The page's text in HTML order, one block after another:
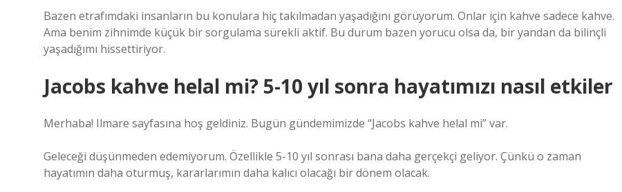
Bazen etrafımdaki insanların bu konulara hiç takılmadan yaşadığını görüyorum. Onlar için kahve sadece kahve.
Ama benim zihnimde küçük bir sorgulama sürekli aktif. Bu durum bazen yorucu olsa da, bir yandan da bilinçli
yaşadığımı hissettiriyor.
Jacobs kahve helal mi? 5-10 yıl sonra hayatımızı nasıl etkiler
Merhaba! Ilmare sayfasına hoş geldiniz. Bugün gündemimizde “Jacobs kahve helal mi” var.
Geleceği düşünmeden edemiyorum. Özellikle 5-10 yıl sonrası bana daha gerçekçi geliyor. Çünkü o zaman
hayatımın daha oturmuş, kararlarımın daha kalıcı olacağı bir dönem olacak.